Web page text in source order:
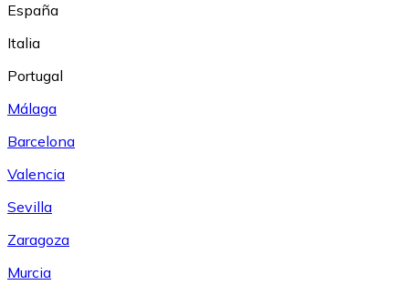
España
Italia
Portugal
Málaga
Barcelona
Valencia
Sevilla
Zaragoza
Murcia